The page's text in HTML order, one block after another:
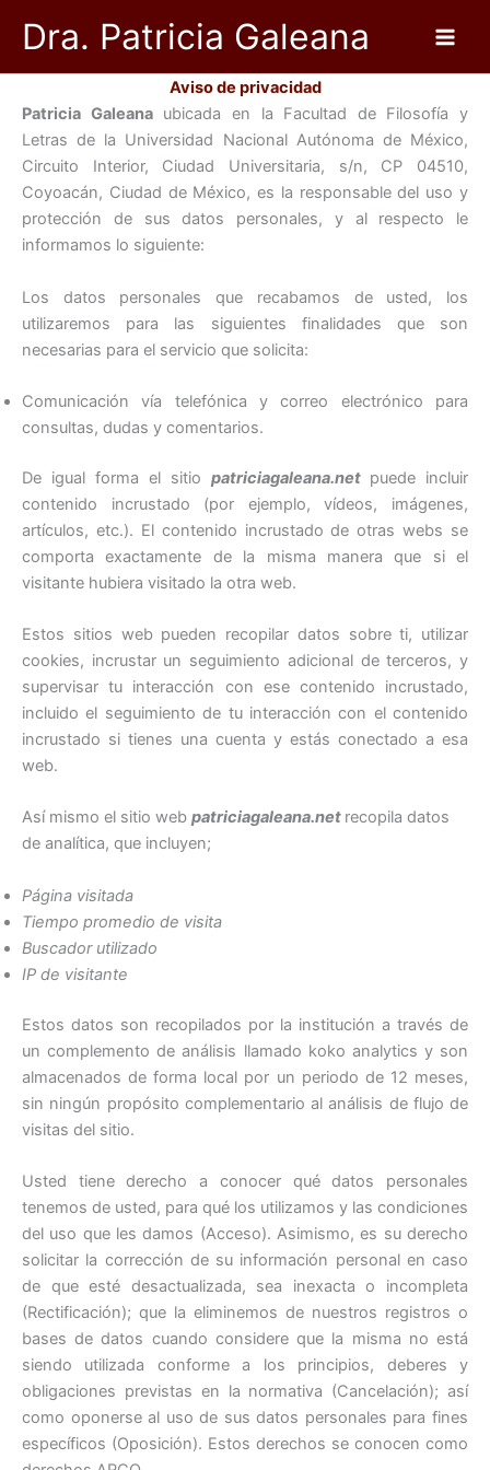
Dra. Patricia Galeana
Aviso de privacidad
Patricia Galeanaubicada en la Facultad de Filosofía y
Letras de la Universidad Nacional Autónoma de México,
Circuito Interior, Ciudad Universitaria, s/n, CP 04510,
Coyoacán, Ciudad de México, es la responsable del uso y
protección de sus datos personales, y al respecto le
informamos lo siguiente:
Los datos personales que recabamos de usted, los
utilizaremos para las siguientes finalidades que son
necesarias para el servicio que solicita:
Comunicación vía telefónica y correo electrónico para
consultas, dudas y comentarios.
De igual forma el sitio patriciagaleana.net puede incluir
contenido incrustado (por ejemplo, vídeos, imágenes,
artículos, etc.). El contenido incrustado de otras webs se
comporta exactamente de la misma manera que si el
visitante hubiera visitado la otra web.
Estos sitios web pueden recopilar datos sobre ti, utilizar
cookies, incrustar un seguimiento adicional de terceros, y
supervisar tu interacción con ese contenido incrustado,
incluido el seguimiento de tu interacción con el contenido
incrustado si tienes una cuenta y estás conectado a esa
web.
Así mismo el sitio web patriciagaleana.net recopila datos
de analítica, que incluyen;
Página visitada
Tiempo promedio de visita
Buscador utilizado
IP de visitante
Estos datos son recopilados por la institución a través de
un complemento de análisis llamado koko analytics y son
almacenados de forma local por un periodo de 12 meses,
sin ningún propósito complementario al análisis de flujo de
visitas del sitio.
Usted tiene derecho a conocer qué datos personales
tenemos de usted, para qué los utilizamos y las condiciones
del uso que les damos (Acceso). Asimismo, es su derecho
solicitar la corrección de su información personal en caso
de que esté desactualizada, sea inexacta o incompleta
(Rectificación); que la eliminemos de nuestros registros o
bases de datos cuando considere que la misma no está
siendo utilizada conforme a los principios, deberes y
obligaciones previstas en la normativa (Cancelación); así
como oponerse al uso de sus datos personales para fines
específicos (Oposición). Estos derechos se conocen como